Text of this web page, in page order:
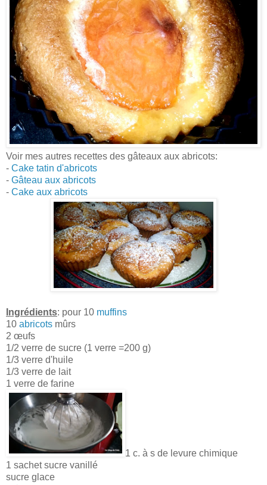
Voir mes autres recettes des gâteaux aux abricots:
- Cake tatin d'abricots
- Gâteau aux abricots
- Cake aux abricots
Ingrédients: pour 10 muffins
10 abricots mûrs
2 œufs
1/2 verre de sucre (1 verre =200 g)
1/3 verre d'huile
1/3 verre de lait
1 verre de farine
1 c. à s de levure chimique
1 sachet sucre vanillé
sucre glace